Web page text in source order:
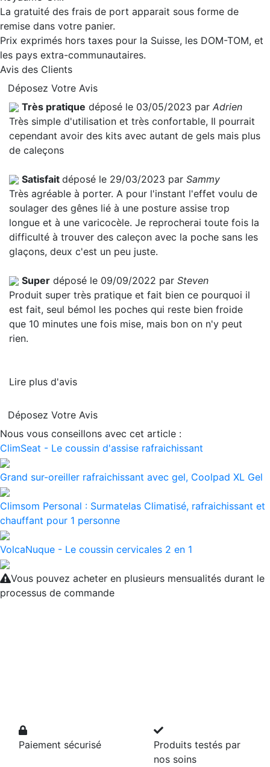
La gratuité des frais de port apparait sous forme de
remise dans votre panier.
Prix exprimés hors taxes pour la Suisse, les DOM-TOM, et
les pays extra-communautaires.
Avis des Clients
Déposez Votre Avis
Très pratique déposé le 03/05/2023 par Adrien
Très simple d'utilisation et très confortable, Il pourrait
cependant avoir des kits avec autant de gels mais plus
de caleçons
Satisfait déposé le 29/03/2023 par Sammy
Très agréable à porter. A pour l'instant l'effet voulu de
soulager des gênes lié à une posture assise trop
longue et à une varicocèle. Je reprocherai toute fois la
difficulté à trouver des caleçon avec la poche sans les
glaçons, deux c'est un peu juste.
Super déposé le 09/09/2022 par Steven
Produit super très pratique et fait bien ce pourquoi il
est fait, seul bémol les poches qui reste bien froide
que 10 minutes une fois mise, mais bon on n'y peut
rien.
Lire plus d'avis
Déposez Votre Avis
Nous vous conseillons avec cet article :
ClimSeat - Le coussin d'assise rafraichissant
Grand sur-oreiller rafraichissant avec gel, Coolpad XL Gel
Climsom Personal : Surmatelas Climatisé, rafraichissant et
chauffant pour 1 personne
VolcaNuque - Le coussin cervicales 2 en 1
Vous pouvez acheter en plusieurs mensualités durant le
processus de commande
Paiement sécurisé
Produits testés par
nos soins